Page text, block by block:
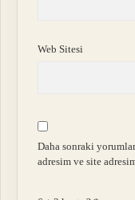
Web Sitesi
Daha sonraki
adresim ve site